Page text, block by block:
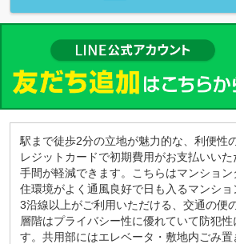
駅まで徒歩2分の立地が魅力的な、利便性
レジットカードで初期費用がお支払いい
手間が軽減できます。こちらはマンション
住環境がよく通風良好で日も入るマンショ
3沿線以上がご利用いただける、交通の便
層階はプライバシー性に優れていて防犯
す。共用部にはエレベータ・敷地内ごみ